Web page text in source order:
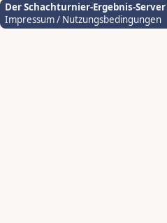
Der Schachturnier-Ergebnis-Server
Impressum / Nutzungsbedingungen